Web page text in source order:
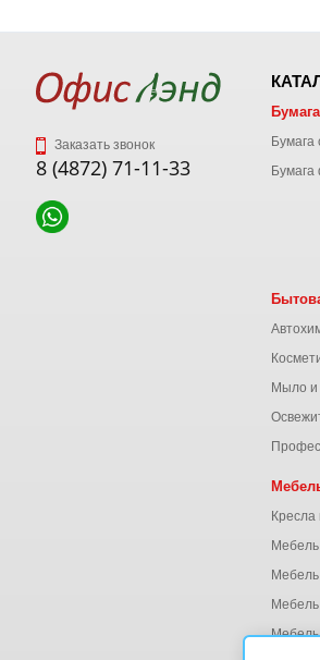
Заказать звонок
8 (4872) 71-11-33
Бумага
Мыло и
Мебель